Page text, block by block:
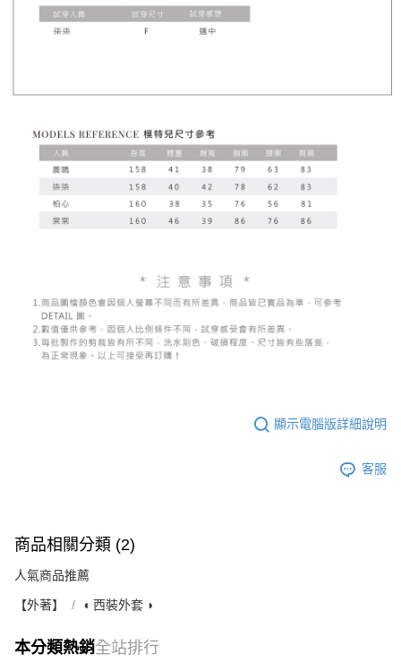
顯示電腦版詳細說明
客服
商品相關分類 (2)
人氣商品推薦
【外著】 ◖ 西裝外套 ◗
本分類熱銷全站排行